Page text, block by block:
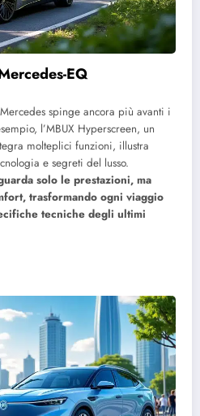
EQ
spinge ancora più avanti i
l’MBUX Hyperscreen, un
molteplici funzioni, illustra
e segreti del lusso.
solo le prestazioni, ma
trasformando ogni viaggio
tecniche degli ultimi